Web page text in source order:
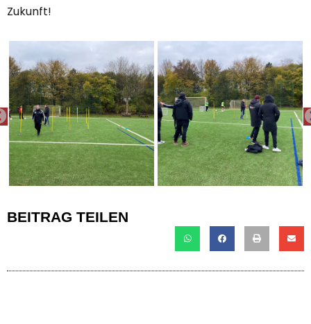
Zukunft!
PREVIOUS
BEITRAG TEILEN